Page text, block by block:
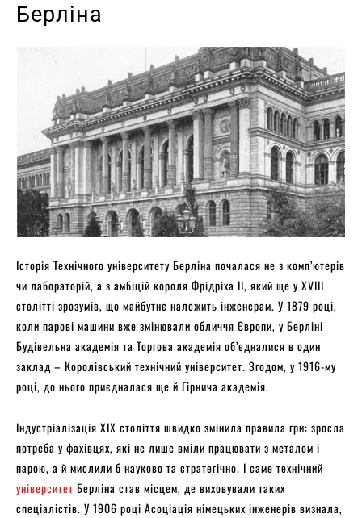
Берліна
Історія Технічного університету Берліна почалася не з комп’ютерів
чи лабораторій, а з амбіцій короля Фрідріха II, який ще у XVIII
столітті зрозумів, що майбутнє належить інженерам. У 1879 році,
коли парові машини вже змінювали обличчя Європи, у Берліні
Будівельна академія та Торгова академія об’єдналися в один
заклад – Королівський технічний університет. Згодом, у 1916-му
році, до нього приєдналася ще й Гірнича академія.
Індустріалізація ХІХ століття швидко змінила правила гри: зросла
потреба у фахівцях, які не лише вміли працювати з металом і
парою, а й мислили б науково та стратегічно. І саме технічний
університет Берліна став місцем, де виховували таких
спеціалістів. У 1906 році Асоціація німецьких інженерів визнала,